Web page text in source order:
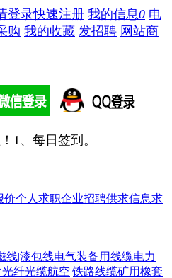
登录快速注册 我的信息0 电
购 我的收藏 发招聘 网站商
1、每日签到。
价个人求职企业招聘供求信息求
线|漆包线电气装备用线缆电力
光纤光缆航空|铁路线缆矿用橡套